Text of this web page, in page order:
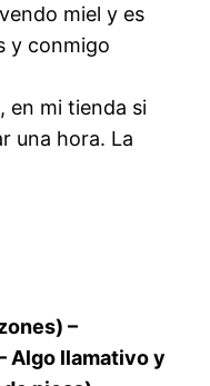
miel y es
y conmigo
en mi tienda si
una hora. La
–
Algo llamativo y